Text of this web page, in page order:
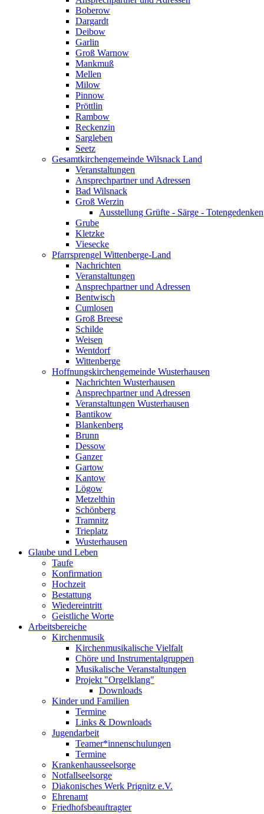
Boberow
Dargardt
Deibow
Garlin
Groß Warnow
Mankmuß
Mellen
Milow
Pinnow
Pröttlin
Rambow
Reckenzin
Sargleben
Seetz
Gesamtkirchengemeinde Wilsnack Land
Veranstaltungen
Ansprechpartner und Adressen
Bad Wilsnack
Groß Werzin
Ausstellung Grüfte - Särge - Totengedenken
Grube
Kletzke
Viesecke
Pfarrsprengel Wittenberge-Land
Nachrichten
Veranstaltungen
Ansprechpartner und Adressen
Bentwisch
Cumlosen
Groß Breese
Schilde
Weisen
Wentdorf
Wittenberge
Hoffnungskirchengemeinde Wusterhausen
Nachrichten Wusterhausen
Ansprechpartner und Adressen
Veranstaltungen Wusterhausen
Bantikow
Blankenberg
Brunn
Dessow
Ganzer
Gartow
Kantow
Lögow
Metzelthin
Schönberg
Tramnitz
Trieplatz
Wusterhausen
Glaube und Leben
Taufe
Konfirmation
Hochzeit
Bestattung
Wiedereintritt
Geistliche Worte
Arbeitsbereiche
Kirchenmusik
Kirchenmusikalische Vielfalt
Chöre und Instrumentalgruppen
Musikalische Veranstaltungen
Projekt "Orgelklang"
Downloads
Kinder und Familien
Termine
Links & Downloads
Jugendarbeit
Teamer*innenschulungen
Termine
Krankenhausseelsorge
Notfallseelsorge
Diakonisches Werk Prignitz e.V.
Ehrenamt
Friedhofsbeauftragter